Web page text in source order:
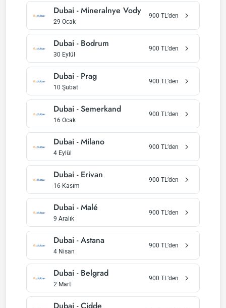
Dubai -Mineralnye Vody
29 Ocak
900 TL’den
Dubai - Bodrum
30 Eylül
900 TL’den
Dubai - Prag
10 Şubat
900 TL’den
Dubai -Semerkand
16 Ocak
900 TL’den
Dubai -Milano
4 Eylül
900 TL’den
Dubai - Erivan
16 Kasım
900 TL’den
Dubai -Malé
9 Aralık
900 TL’den
Dubai -Astana
4 Nisan
900 TL’den
Dubai - Belgrad
2 Mart
900 TL’den